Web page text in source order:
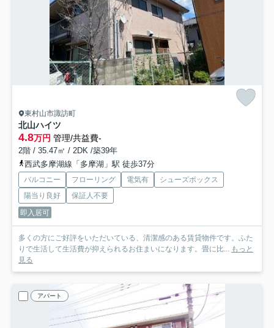
東村山市諏訪町
北山ハイツ
4.8万円 管理/共益費-
2階 / 35.47㎡ / 2DK /築39年
西武多摩湖線「多摩湖」駅 徒歩37分
バルコニー フローリング 電気有
シューズボックス
陽当り良好
保証人不要
即入居可
多くの方にご好評をいただいている、清潔感のある賃貸物件です。ふた
りで生活して生活費が抑えられるお住まいになります。畳に比... もっと
見る
アパート